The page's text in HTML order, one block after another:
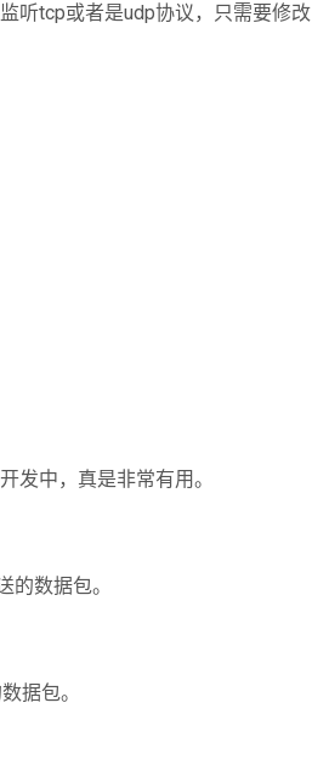
听tcp或者是udp协议，只需要修改
发中，真是非常有用。
数据包。
据包。